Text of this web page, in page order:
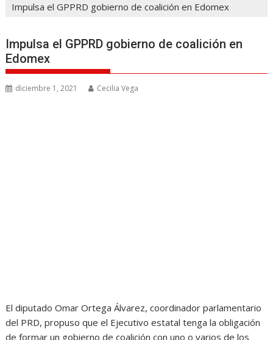
Impulsa el GPPRD gobierno de coalición en Edomex
Impulsa el GPPRD gobierno de coalición en
Edomex
diciembre 1, 2021 Cecilia Vega
El diputado Omar Ortega Álvarez, coordinador parlamentario
del PRD, propuso que el Ejecutivo estatal tenga la obligación
de formar un gobierno de coalición con uno o varios de los